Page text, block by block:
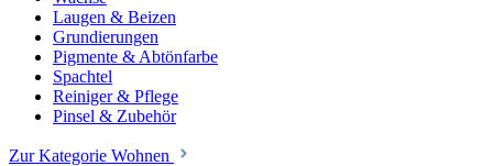
Laugen & Beizen
Grundierungen
Pigmente & Abtönfarbe
Spachtel
Reiniger & Pflege
Pinsel & Zubehör
Zur Kategorie Wohnen